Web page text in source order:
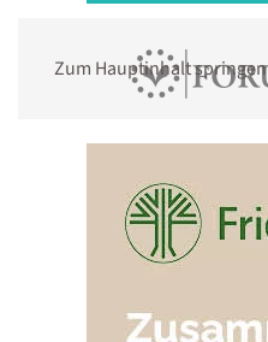
Zum Hauptinhalt springen